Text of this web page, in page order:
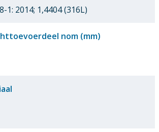
1: 2014; 1,4404 (316L)
nom (mm)